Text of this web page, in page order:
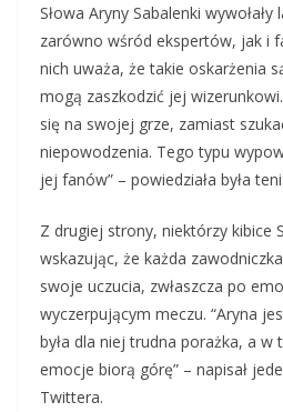
Słowa Aryny Sabalenki
zarówno wśród ekspertów, jak i
nich uważa, że takie oskarżenia
mogą zaszkodzić jej
się na swojej grze, zamiast
niepowodzenia. Tego typu
jej fanów” – powiedziała była
Z drugiej strony, niektórzy kibice
wskazując, że każda
swoje uczucia, zwłaszcza po
wyczerpującym meczu. “Aryna
była dla niej trudna porażka, a w
emocje biorą górę” – napisał
Twittera.